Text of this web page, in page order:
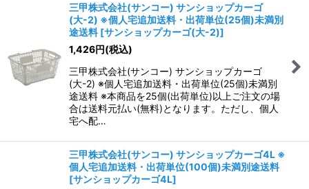
三甲株式会社(サンコー) サンショップカーゴ
(大-2) ※個人宅追加送料・出荷単位(25個)未満別
途送料 [サンショップカーゴ(大-2)]
1,426円(税込)
三甲株式会社(サンコー) サンショップカーゴ
(大-2) ※個人宅追加送料・出荷単位(25個)未満別
途送料 ※本商品を25個(出荷単位)以上ご注文の場
合は送料元払い(無料)となります。ただし、個人
宅へ配…
三甲株式会社(サンコー) サンショップカーゴ4L ※
個人宅追加送料・出荷単位(100個)未満別途送料
[サンショップカーゴ4L]